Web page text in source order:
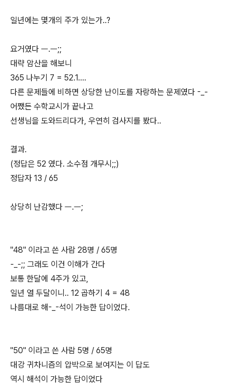
일년에는 몇개의 주가 있는가..?
요거였다 ㅡ.ㅡ;;
대략 암산을 해보니
365 나누기 7 = 52.1....
다른 문제들에 비하면 상당한 난이도를 자랑하는 문제였다 -_-
어쨌든 수학교시가 끝나고
선생님을 도와드리다가, 우연히 검사지를 봤다..
결과.
(정답은 52 였다. 소수점 개무시;;)
정답자 13 / 65
상당히 난감했다 ㅡ.ㅡ;
"48" 이라고 쓴 사람 28명 / 65명
-_-;; 그래도 이건 이해가 간다
보통 한달에 4주가 있고,
일년 열 두달이니.. 12 곱하기 4 = 48
나름대로 해-_-석이 가능한 답이었다.
"50" 이라고 쓴 사람 5명 / 65명
대강 귀차니즘의 압박으로 보여지는 이 답도
역시 해석이 가능한 답이었다